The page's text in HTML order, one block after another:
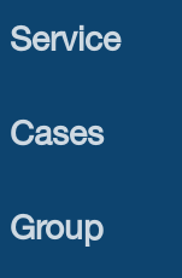
Service
Cases
Group